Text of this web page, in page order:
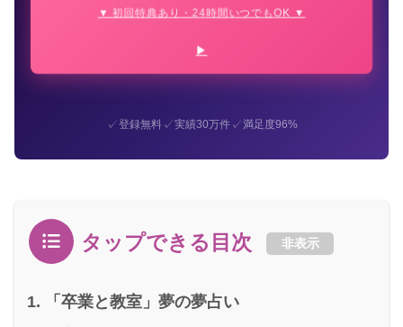
▼ 初回特典あり・24時間いつでもOK ▼
✓登録無料✓実績30万件✓満足度96%
タップできる目次 非表示
「卒業と教室」夢の夢占い